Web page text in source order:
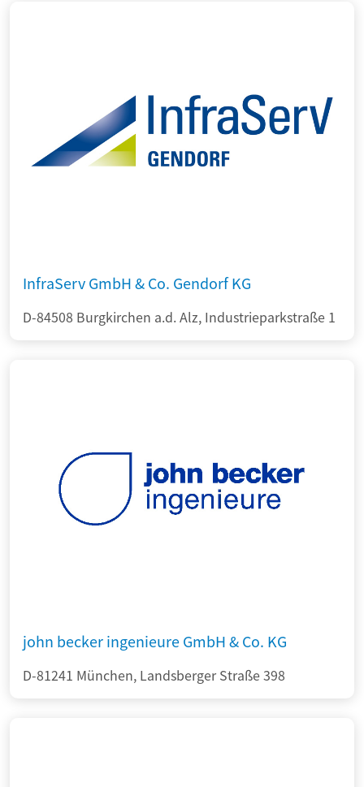
InfraServ GmbH & Co. Gendorf KG
D-84508 Burgkirchen a.d. Alz, Industrieparkstraße 1
john becker ingenieure GmbH & Co. KG
D-81241 München, Landsberger Straße 398